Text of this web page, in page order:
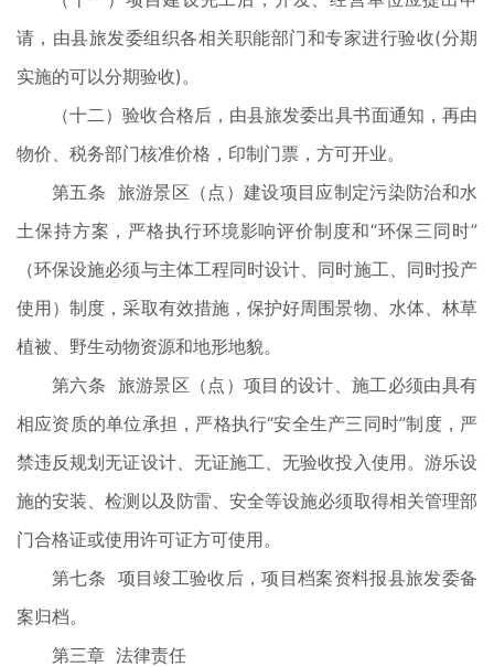
请，由县旅发委组织各相关职能部门和专家进行验收(分期
实施的可以分期验收)。
（十二）验收合格后，由县旅发委出具书面通知，再由
物价、税务部门核准价格，印制门票，方可开业。
第五条 旅游景区（点）建设项目应制定污染防治和水
土保持方案，严格执行环境影响评价制度和“环保三同时”
（环保设施必须与主体工程同时设计、同时施工、同时投产
使用）制度，采取有效措施，保护好周围景物、水体、林草
植被、野生动物资源和地形地貌。
第六条 旅游景区（点）项目的设计、施工必须由具有
相应资质的单位承担，严格执行“安全生产三同时”制度，严
禁违反规划无证设计、无证施工、无验收投入使用。游乐设
施的安装、检测以及防雷、安全等设施必须取得相关管理部
门合格证或使用许可证方可使用。
第七条 项目竣工验收后，项目档案资料报县旅发委备
案归档。
第三章 法律责任